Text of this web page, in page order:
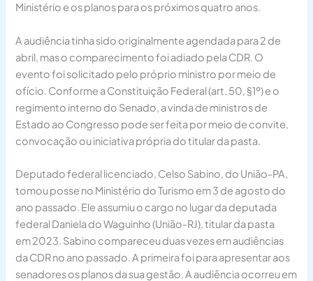
Ministério e os planos para os próximos quatro anos.
A audiência tinha sido originalmente agendada para 2 de
abril, mas o comparecimento foi adiado pela CDR. O
evento foi solicitado pelo próprio ministro por meio de
ofício. Conforme a Constituição Federal (art. 50, §1º) e o
regimento interno do Senado, a vinda de ministros de
Estado ao Congresso pode ser feita por meio de convite,
convocação ou iniciativa própria do titular da pasta.
Deputado federal licenciado, Celso Sabino, do União-PA,
tomou posse no Ministério do Turismo em 3 de agosto do
ano passado. Ele assumiu o cargo no lugar da deputada
federal Daniela do Waguinho (União-RJ), titular da pasta
em 2023. Sabino compareceu duas vezes em audiências
da CDR no ano passado. A primeira foi para apresentar aos
senadores os planos da sua gestão. A audiência ocorreu em